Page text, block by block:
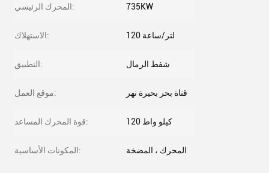
المحرك الرئيسي: 735KW
الاستهلاك: 120 لتر/ساعة
التطبيق: شفط الرمال
موقع العمل: قناة بحر بحيرة نهر
قوة المحرك المساعد: 120 كيلو واط
المكونات الأساسية: المحرك ، المضخة